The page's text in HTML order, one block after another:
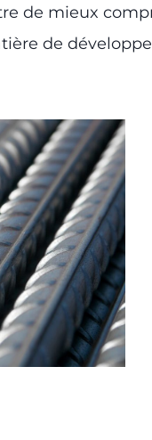
de mieux
de